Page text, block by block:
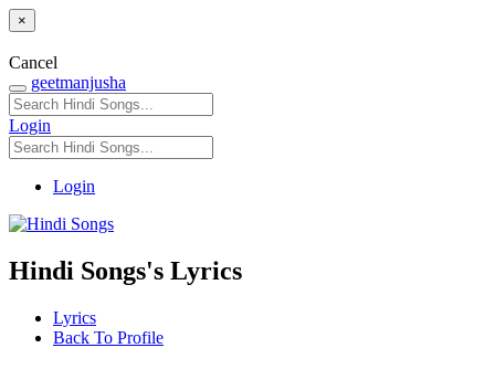
×
Cancel
geetmanjusha
Login
Login
Hindi Songs's Lyrics
Lyrics
Back To Profile